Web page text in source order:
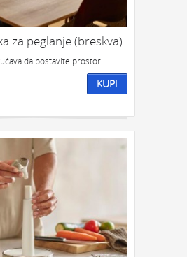
za peglanje (breskva)
da postavite prostor...
KUPI